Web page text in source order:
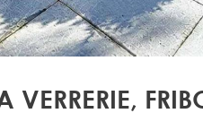
VERRERIE,